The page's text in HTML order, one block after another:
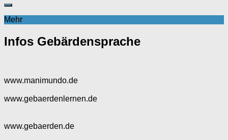
Mehr
Infos Gebärdensprache
www.manimundo.de
www.gebaerdenlernen.de
www.gebaerden.de